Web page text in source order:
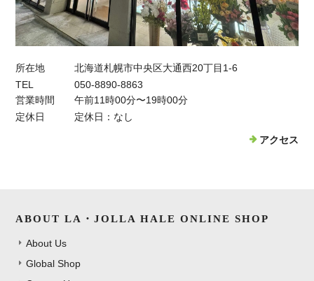
所在地
北海道札幌市中央区大通西20丁目1-6
TEL
050-8890-8863
営業時間
午前11時00分〜19時00分
定休日
定休日：なし
アクセス
ABOUT LA・JOLLA HALE ONLINE SHOP
About Us
Global Shop